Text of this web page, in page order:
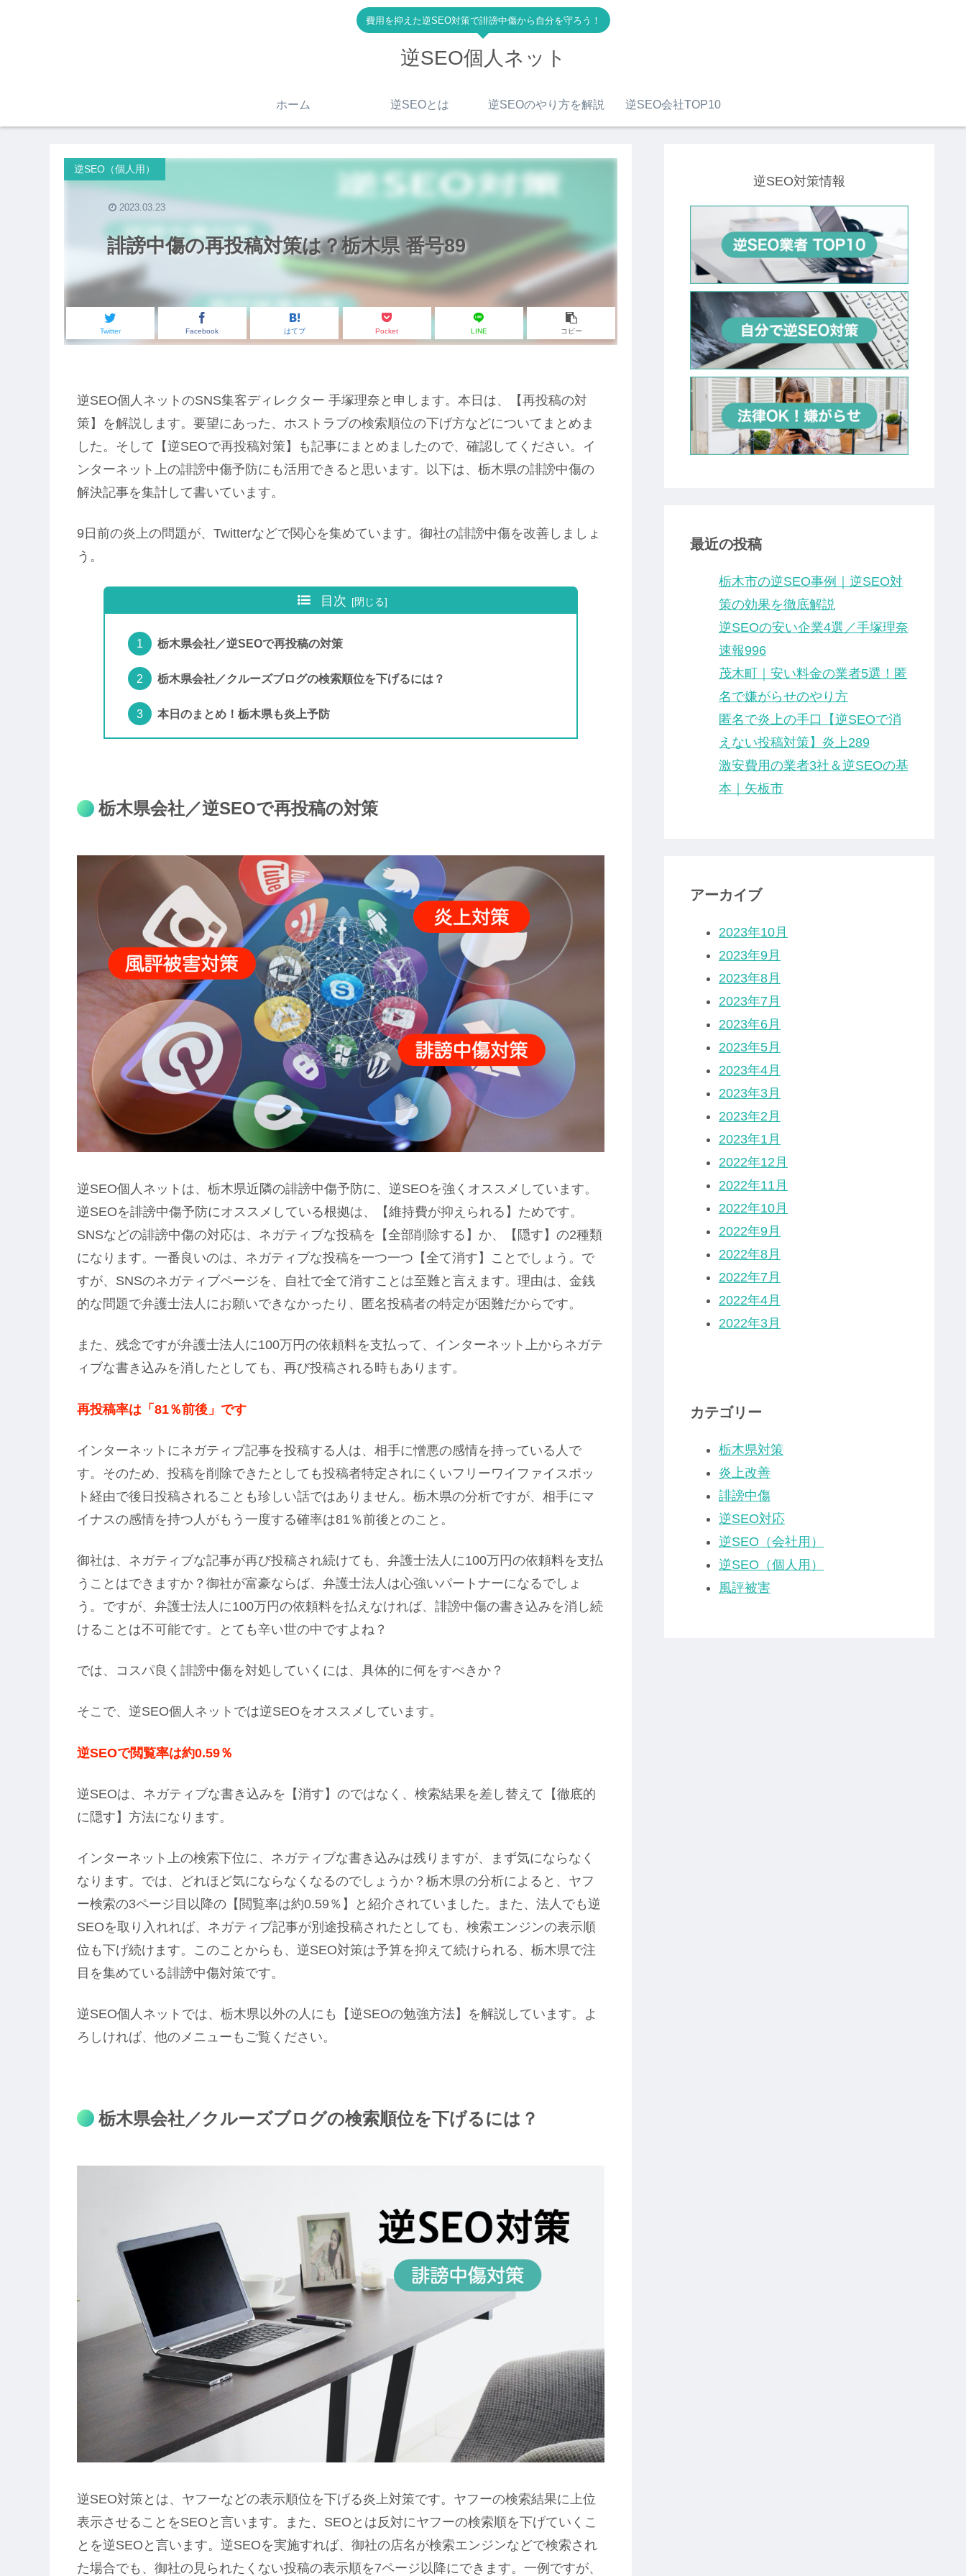
費用を抑えた逆SEO対策で誹謗中傷から自分を守ろう！
逆SEO個人ネット
ホーム 逆SEOとは 逆SEOのやり方を解説 逆SEO会社TOP10
誹謗中傷の再投稿対策は？栃木県 番号89
逆SEO（個人用）
Twitter Facebook はてブ Pocket LINE コピー
2023.03.23
逆SEO個人ネットのSNS集客ディレクター 手塚理奈と申します。本日は、【再投稿の対
策】を解説します。要望にあった、ホストラブの検索順位の下げ方などについてまとめま
した。そして【逆SEOで再投稿対策】も記事にまとめましたので、確認してください。イ
ンターネット上の誹謗中傷予防にも活用できると思います。以下は、栃木県の誹謗中傷の
解決記事を集計して書いています。
9日前の炎上の問題が、Twitterなどで関心を集めています。御社の誹謗中傷を改善しましょ
う。
目次
栃木県会社／逆SEOで再投稿の対策
栃木県会社／クルーズブログの検索順位を下げるには？
本日のまとめ！栃木県も炎上予防
栃木県会社／逆SEOで再投稿の対策
逆SEO個人ネットは、栃木県近隣の誹謗中傷予防に、逆SEOを強くオススメしています。
逆SEOを誹謗中傷予防にオススメしている根拠は、【維持費が抑えられる】ためです。
SNSなどの誹謗中傷の対応は、ネガティブな投稿を【全部削除する】か、【隠す】の2種類
になります。一番良いのは、ネガティブな投稿を一つ一つ【全て消す】ことでしょう。で
すが、SNSのネガティブページを、自社で全て消すことは至難と言えます。理由は、金銭
的な問題で弁護士法人にお願いできなかったり、匿名投稿者の特定が困難だからです。
また、残念ですが弁護士法人に100万円の依頼料を支払って、インターネット上からネガテ
ィブな書き込みを消したとしても、再び投稿される時もあります。
再投稿率は「81％前後」です
インターネットにネガティブ記事を投稿する人は、相手に憎悪の感情を持っている人で
す。そのため、投稿を削除できたとしても投稿者特定されにくいフリーワイファイスポッ
ト経由で後日投稿されることも珍しい話ではありません。栃木県の分析ですが、相手にマ
イナスの感情を持つ人がもう一度する確率は81％前後とのこと。
御社は、ネガティブな記事が再び投稿され続けても、弁護士法人に100万円の依頼料を支払
うことはできますか？御社が富豪ならば、弁護士法人は心強いパートナーになるでしょ
う。ですが、弁護士法人に100万円の依頼料を払えなければ、誹謗中傷の書き込みを消し続
けることは不可能です。とても辛い世の中ですよね？
では、コスパ良く誹謗中傷を対処していくには、具体的に何をすべきか？
そこで、逆SEO個人ネットでは逆SEOをオススメしています。
逆SEOで閲覧率は約0.59％
逆SEOは、ネガティブな書き込みを【消す】のではなく、検索結果を差し替えて【徹底的
に隠す】方法になります。
インターネット上の検索下位に、ネガティブな書き込みは残りますが、まず気にならなく
なります。では、どれほど気にならなくなるのでしょうか？栃木県の分析によると、ヤフ
ー検索の3ページ目以降の【閲覧率は約0.59％】と紹介されていました。また、法人でも逆
SEOを取り入れれば、ネガティブ記事が別途投稿されたとしても、検索エンジンの表示順
位も下げ続けます。このことからも、逆SEO対策は予算を抑えて続けられる、栃木県で注
目を集めている誹謗中傷対策です。
逆SEO個人ネットでは、栃木県以外の人にも【逆SEOの勉強方法】を解説しています。よ
ろしければ、他のメニューもご覧ください。
栃木県会社／クルーズブログの検索順位を下げるには？
逆SEO対策とは、ヤフーなどの表示順位を下げる炎上対策です。ヤフーの検索結果に上位
表示させることをSEOと言います。また、SEOとは反対にヤフーの検索順を下げていくこ
とを逆SEOと言います。逆SEOを実施すれば、御社の店名が検索エンジンなどで検索され
た場合でも、御社の見られたくない投稿の表示順を7ページ以降にできます。一例ですが、
逆SEO対策情報
最近の投稿
栃木市の逆SEO事例｜逆SEO対
策の効果を徹底解説
逆SEOの安い企業4選／手塚理奈
速報996
茂木町｜安い料金の業者5選！匿
名で嫌がらせのやり方
匿名で炎上の手口【逆SEOで消
えない投稿対策】炎上289
激安費用の業者3社＆逆SEOの基
本｜矢板市
アーカイブ
2023年10月
2023年9月
2023年8月
2023年7月
2023年6月
2023年5月
2023年4月
2023年3月
2023年2月
2023年1月
2022年12月
2022年11月
2022年10月
2022年9月
2022年8月
2022年7月
2022年4月
2022年3月
カテゴリー
栃木県対策
炎上改善
誹謗中傷
逆SEO対応
逆SEO（会社用）
逆SEO（個人用）
風評被害